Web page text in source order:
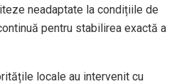
neadaptate la condițiile de
pentru stabilirea exactă a
locale au intervenit cu